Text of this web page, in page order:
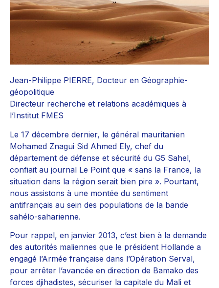
Jean-Philippe PIERRE, Docteur en Géographie-
géopolitique
Directeur recherche et relations académiques à
l’Institut FMES
Le 17 décembre dernier, le général mauritanien
Mohamed Znagui Sid Ahmed Ely, chef du
département de défense et sécurité du G5 Sahel,
confiait au journal Le Point que « sans la France, la
situation dans la région serait bien pire ». Pourtant,
nous assistons à une montée du sentiment
antifrançais au sein des populations de la bande
sahélo-saharienne.
Pour rappel, en janvier 2013, c’est bien à la demande
des autorités maliennes que le président Hollande a
engagé l’Armée française dans l’Opération Serval,
pour arrêter l’avancée en direction de Bamako des
forces djihadistes, sécuriser la capitale du Mali et